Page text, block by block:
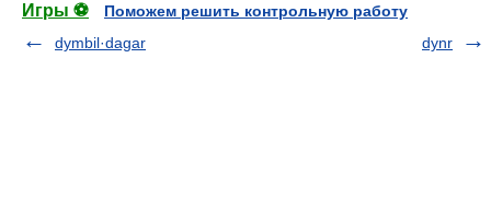
Игры ⚽
Поможем решить контрольную работу
dymbil·dagar
dynr